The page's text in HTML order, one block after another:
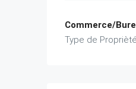
Commerce/
Type de Proprièté